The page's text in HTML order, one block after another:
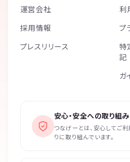
運営会社
採用情報
プレスリリース
利
プ
特
記
ガ
安心・安全への取り組み
つなげーとは、安心してご
りに取り組んでいます。